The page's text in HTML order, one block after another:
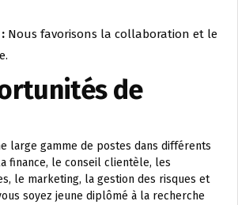
Nous favorisons la collaboration et le
de
large gamme de postes dans différents
finance, le conseil clientèle, les
le marketing, la gestion des risques et
soyez jeune diplômé à la recherche